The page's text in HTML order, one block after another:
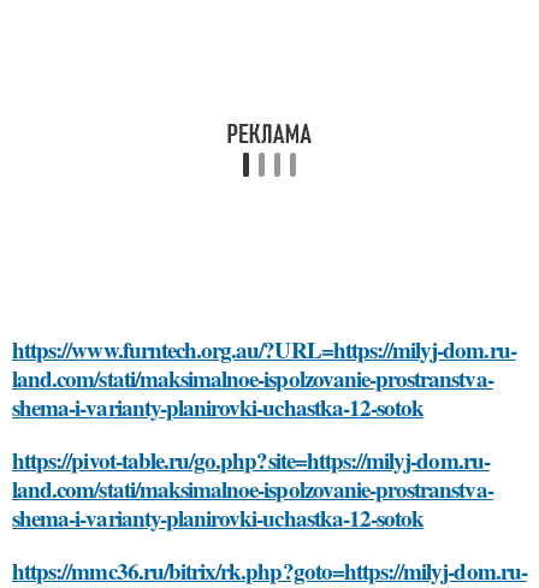
https://www.furntech.org.au/?URL=https://milyj-dom.ru-
land.com/stati/maksimalnoe-ispolzovanie-prostranstva-
shema-i-varianty-planirovki-uchastka-12-sotok
https://pivot-table.ru/go.php?site=https://milyj-dom.ru-
land.com/stati/maksimalnoe-ispolzovanie-prostranstva-
shema-i-varianty-planirovki-uchastka-12-sotok
https://mmc36.ru/bitrix/rk.php?goto=https://milyj-dom.ru-